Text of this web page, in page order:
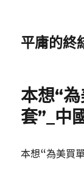
平庸的終
本想“
套”_中
本想“為美買